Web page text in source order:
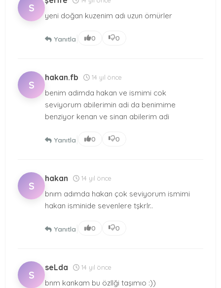
S
yeni doğan kuzenim adı uzun ömürler
Yanıtla 0 0
S
hakan.fb 14 yıl önce
benim adimda hakan ve ismimi cok
seviyorum abilerimin adi da benimime
benziyor kenan ve sinan abilerim adi
Yanıtla 0 0
S
hakan 14 yıl önce
bnım adımda hakan çok seviyorum ismimi
hakan isminide sevenlere tşkrlr..
Yanıtla 0 0
S
seLda 14 yıl önce
bnm kankam bu özllği taşımıo :))